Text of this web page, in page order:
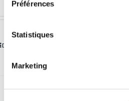
Préférences
Statistiques
Marketing
Détails